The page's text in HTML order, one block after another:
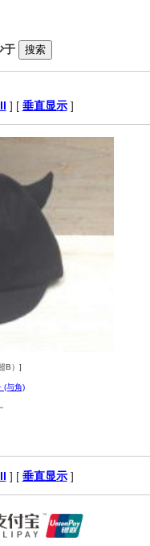
于
] [ 垂直显示 ]
B）]
(与角)
] [ 垂直显示 ]